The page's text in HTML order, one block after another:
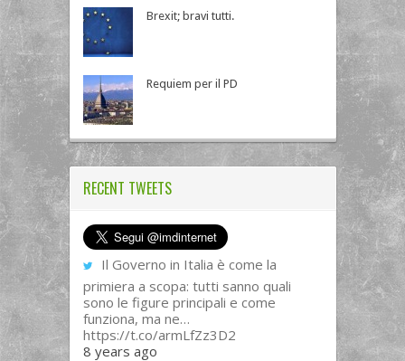
Brexit; bravi tutti.
Requiem per il PD
RECENT TWEETS
Il Governo in Italia è come la
primiera a scopa: tutti sanno quali
sono le figure principali e come
funziona, ma ne…
https://t.co/armLfZz3D2
8 years ago